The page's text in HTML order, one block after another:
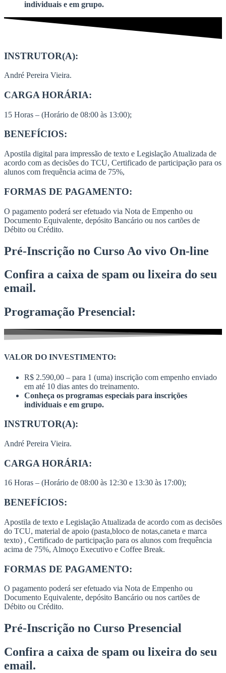
individuais e em grupo.
INSTRUTOR(A):
André Pereira Vieira.
CARGA HORÁRIA:
15 Horas – (Horário de 08:00 às 13:00);
BENEFÍCIOS:
Apostila digital para impressão de texto e Legislação Atualizada de
acordo com as decisões do TCU, Certificado de participação para os
alunos com frequência acima de 75%,
FORMAS DE PAGAMENTO:
O pagamento poderá ser efetuado via Nota de Empenho ou
Documento Equivalente, depósito Bancário ou nos cartões de
Débito ou Crédito.
Pré-Inscrição no Curso Ao vivo On-line
Confira a caixa de spam ou lixeira do seu
email.
Programação Presencial:
VALOR DO INVESTIMENTO:
R$ 2.590,00 – para 1 (uma) inscrição com empenho enviado
em até 10 dias antes do treinamento.
Conheça os programas especiais para inscrições
individuais e em grupo.
INSTRUTOR(A):
André Pereira Vieira.
CARGA HORÁRIA:
16 Horas – (Horário de 08:00 às 12:30 e 13:30 às 17:00);
BENEFÍCIOS:
Apostila de texto e Legislação Atualizada de acordo com as decisões
do TCU, material de apoio (pasta,bloco de notas,caneta e marca
texto) , Certificado de participação para os alunos com frequência
acima de 75%, Almoço Executivo e Coffee Break.
FORMAS DE PAGAMENTO:
O pagamento poderá ser efetuado via Nota de Empenho ou
Documento Equivalente, depósito Bancário ou nos cartões de
Débito ou Crédito.
Pré-Inscrição no Curso Presencial
Confira a caixa de spam ou lixeira do seu
email.